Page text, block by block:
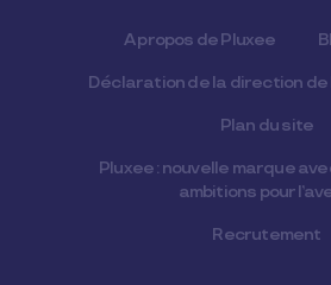
A propos de Pluxee
Déclaration de la direction de
Plan du site
Pluxee : nouvelle marque
ambitions pour
Recrutement